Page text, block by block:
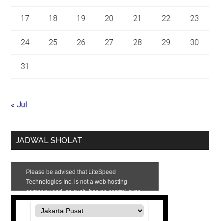
17 18 19 20 21 22 23
24 25 26 27 28 29 30
31
« Jul
JADWAL SHOLAT